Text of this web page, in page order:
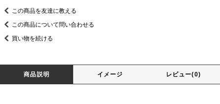
この商品を友達に教える
この商品について問い合わせる
買い物を続ける
商品説明 イメージ レビュー(0)